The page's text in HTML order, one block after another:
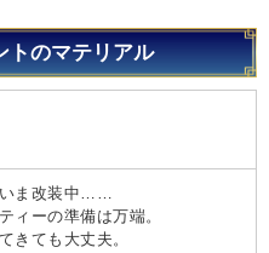
トのマテリアル
いま改装中……
ィーの準備は万端。
きても大丈夫。